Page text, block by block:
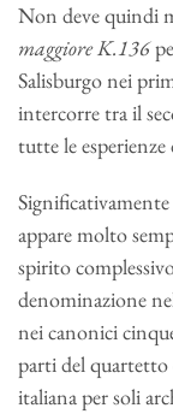
Non deve quindi
maggiore K.136
Salisburgo nei
intercorre tra il
tutte le
appare molto
spirito
denominazione
nei canonici
parti del quartetto
italiana per soli